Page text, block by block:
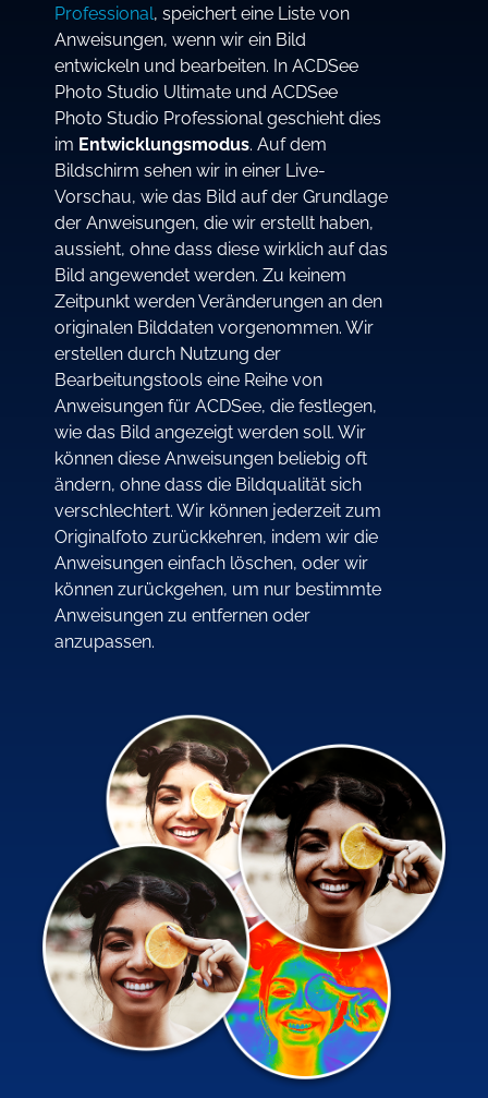
Professional, speichert eine Liste von
Anweisungen, wenn wir ein Bild
entwickeln und bearbeiten. In ACDSee
Photo Studio Ultimate und ACDSee
Photo Studio Professional geschieht dies
im Entwicklungsmodus. Auf dem
Bildschirm sehen wir in einer Live-
Vorschau, wie das Bild auf der Grundlage
der Anweisungen, die wir erstellt haben,
aussieht, ohne dass diese wirklich auf das
Bild angewendet werden. Zu keinem
Zeitpunkt werden Veränderungen an den
originalen Bilddaten vorgenommen. Wir
erstellen durch Nutzung der
Bearbeitungstools eine Reihe von
Anweisungen für ACDSee, die festlegen,
wie das Bild angezeigt werden soll. Wir
können diese Anweisungen beliebig oft
ändern, ohne dass die Bildqualität sich
verschlechtert. Wir können jederzeit zum
Originalfoto zurückkehren, indem wir die
Anweisungen einfach löschen, oder wir
können zurückgehen, um nur bestimmte
Anweisungen zu entfernen oder
anzupassen.